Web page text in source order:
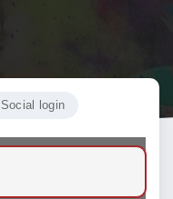
Social login